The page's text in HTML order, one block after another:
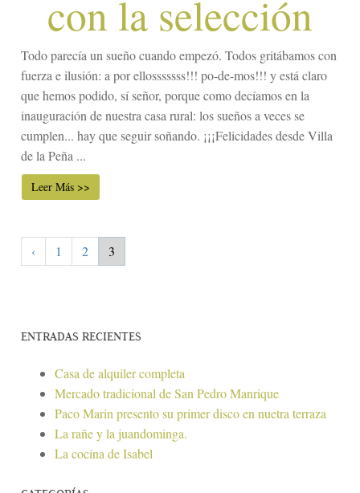
con la selección
Todo parecía un sueño cuando empezó. Todos gritábamos con
fuerza e ilusión: a por ellosssssss!!! po-de-mos!!! y está claro
que hemos podido, sí señor, porque como decíamos en la
inauguración de nuestra casa rural: los sueños a veces se
cumplen... hay que seguir soñando. ¡¡¡Felicidades desde Villa
de la Peña ...
Leer Más >>
‹ 1 2 3
ENTRADAS RECIENTES
Casa de alquiler completa
Mercado tradicional de San Pedro Manrique
Paco Marin presento su primer disco en nuetra terraza
La rañe y la juandominga.
La cocina de Isabel